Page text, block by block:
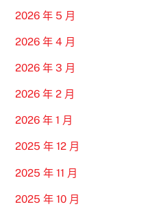
2026 年 5 月
2026 年 4 月
2026 年 3 月
2026 年 2 月
2026 年 1 月
2025 年 12 月
2025 年 11 月
2025 年 10 月